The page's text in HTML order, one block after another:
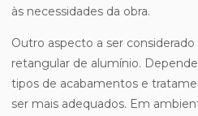
às necessidades da obra.
Outro aspecto a ser
retangular de alumínio.
tipos de acabamentos e
ser mais adequados. Em